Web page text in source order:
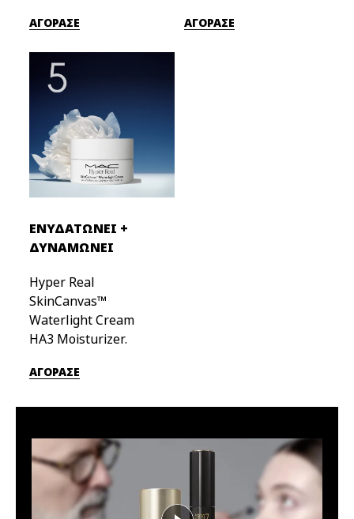
ΑΓΟΡΑΣΕ ΑΓΟΡΑΣΕ
ΕΝΥΔΑΤΩΝΕΙ +
ΔΥΝΑΜΩΝΕΙ
Hyper Real
SkinCanvas™
Waterlight Cream
HA3 Moisturizer.
ΑΓΟΡΑΣΕ